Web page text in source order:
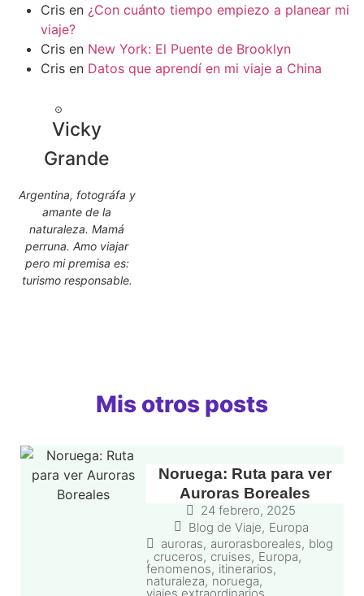
Cris en ¿Con cuánto tiempo empiezo a planear mi
viaje?
Cris en New York: El Puente de Brooklyn
Cris en Datos que aprendí en mi viaje a China
Vicky
Grande
Argentina, fotográfa y
amante de la
naturaleza. Mamá
perruna. Amo viajar
pero mi premisa es:
turismo responsable.
Mis otros posts
Noruega: Ruta para ver
Auroras Boreales
24 febrero, 2025
Blog de Viaje, Europa
auroras, aurorasboreales, blog
, cruceros, cruises, Europa,
fenomenos, itinerarios,
naturaleza, noruega,